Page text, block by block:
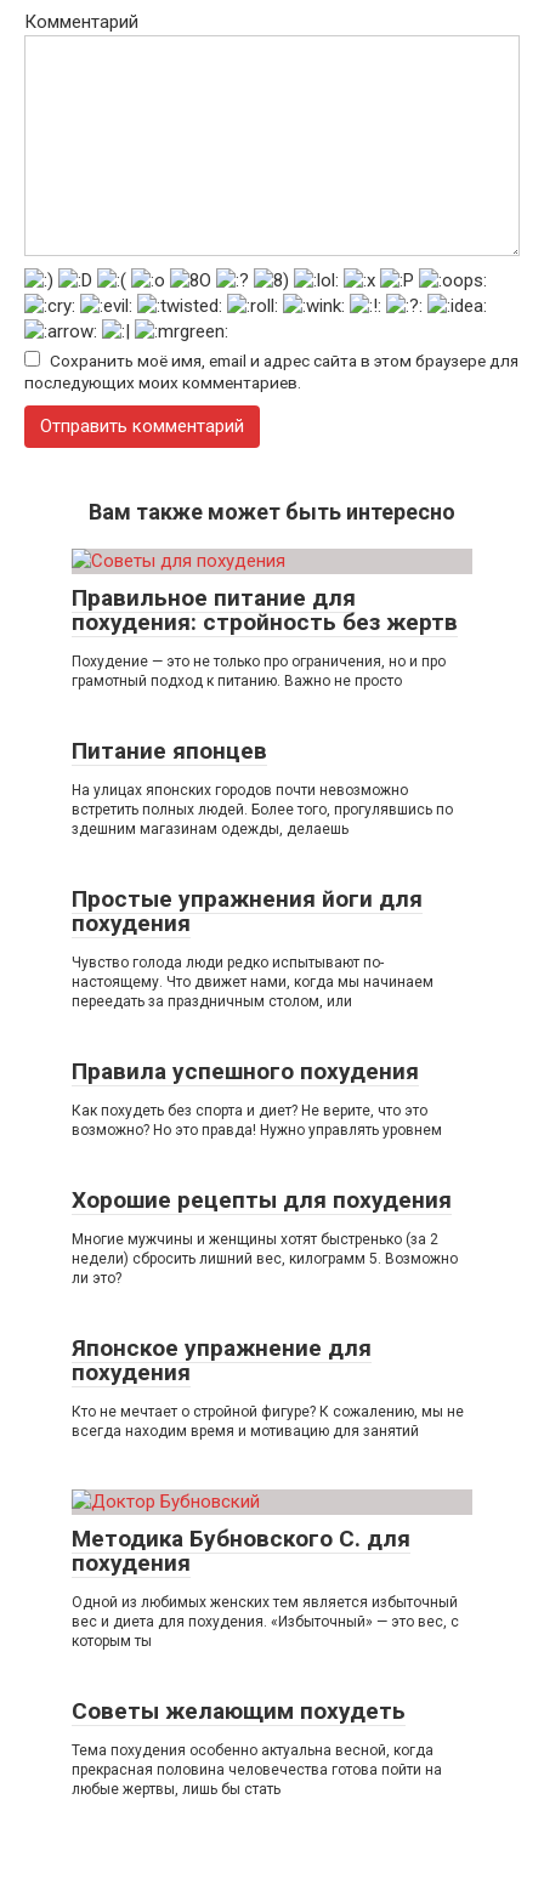
Комментарий
Сохранить моё имя, email и адрес сайта в этом браузере для
последующих моих комментариев.
Вам также может быть интересно
Правильное питание для
похудения: стройность без жертв
Похудение — это не только про ограничения, но и про
грамотный подход к питанию. Важно не просто
Питание японцев
На улицах японских городов почти невозможно
встретить полных людей. Более того, прогулявшись по
здешним магазинам одежды, делаешь
Простые упражнения йоги для
похудения
Чувство голода люди редко испытывают по-
настоящему. Что движет нами, когда мы начинаем
переедать за праздничным столом, или
Правила успешного похудения
Как похудеть без спорта и диет? Не верите, что это
возможно? Но это правда! Нужно управлять уровнем
Хорошие рецепты для похудения
Многие мужчины и женщины хотят быстренько (за 2
недели) сбросить лишний вес, килограмм 5. Возможно
ли это?
Японское упражнение для
похудения
Кто не мечтает о стройной фигуре? К сожалению, мы не
всегда находим время и мотивацию для занятий
Методика Бубновского С. для
похудения
Одной из любимых женских тем является избыточный
вес и диета для похудения. «Избыточный» — это вес, с
которым ты
Советы желающим похудеть
Тема похудения особенно актуальна весной, когда
прекрасная половина человечества готова пойти на
любые жертвы, лишь бы стать